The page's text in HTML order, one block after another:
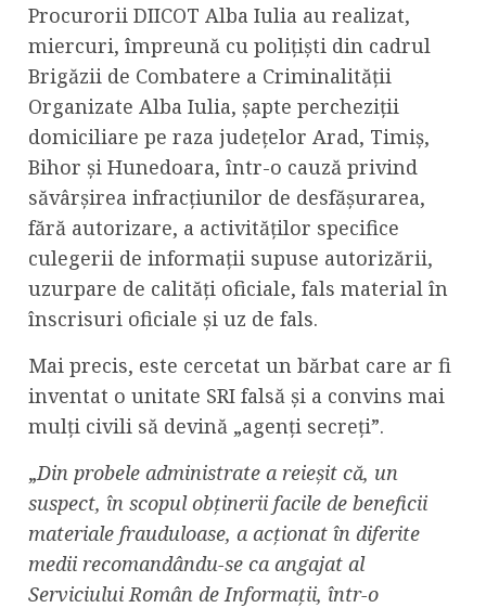
Procurorii DIICOT Alba Iulia au realizat,
miercuri, împreună cu polițiști din cadrul
Brigăzii de Combatere a Criminalității
Organizate Alba Iulia, șapte percheziții
domiciliare pe raza județelor Arad, Timiș,
Bihor și Hunedoara, într-o cauză privind
săvârșirea infracțiunilor de desfăşurarea,
fără autorizare, a activităţilor specifice
culegerii de informaţii supuse autorizării,
uzurpare de calități oficiale, fals material în
înscrisuri oficiale și uz de fals.
Mai precis, este cercetat un bărbat care ar fi
inventat o unitate SRI falsă și a convins mai
mulți civili să devină „agenți secreți”.
„Din probele administrate a reieșit că, un
suspect, în scopul obținerii facile de beneficii
materiale frauduloase, a acționat în diferite
medii recomandându-se ca angajat al
Serviciului Român de Informații, într-o